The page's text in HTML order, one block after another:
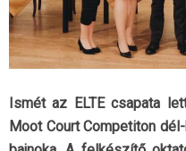
Ismét az ELTE csapata
Moot Court Competiton